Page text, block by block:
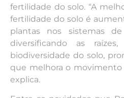
fertilidade do solo. “A
fertilidade do solo é
plantas nos sistemas
diversificando as
biodiversidade do solo,
que melhora o movimento
explica.